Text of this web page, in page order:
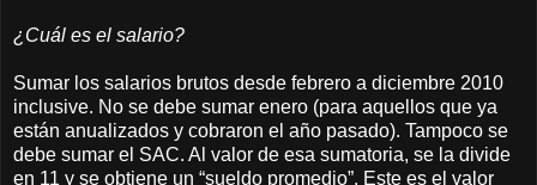
¿Cuál es el salario?
Sumar los salarios brutos desde febrero a diciembre 2010
inclusive. No se debe sumar enero (para aquellos que ya
están anualizados y cobraron el año pasado). Tampoco se
debe sumar el SAC. Al valor de esa sumatoria, se la divide
en 11 y se obtiene un “sueldo promedio”. Este es el valor